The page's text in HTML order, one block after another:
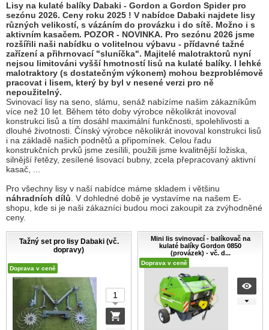
Lisy na kulaté balíky Dabaki - Gordon a Gordon Spider pro
sezónu 2026. Ceny roku 2025 ! V nabídce Dabaki najdete lisy
různých velikostí, s vázáním do provázku i do sítě. Možno i s
aktivním kasačem. POZOR - NOVINKA. Pro sezónu 2026 jsme
rozšířili naši nabídku o volitelnou výbavu - přídavné tažné
zařízení a přihrnovací "sluníčka". Majitelé malotraktorů nyní
nejsou limitováni vyšší hmotností lisů na kulaté balíky. I lehké
malotraktory (s dostatečným výkonem) mohou bezproblémově
pracovat i lisem, který by byl v nesené verzi pro ně
nepoužitelný.
Svinovací lisy na seno, slámu, senáž nabízíme našim zákazníkům
více než 10 let. Během této doby výrobce několikrát inovoval
konstrukci lisů a tím dosáhl maximální funkčnosti, spolehlivosti a
dlouhé životnosti. Čínský výrobce několikrát inovoval konstrukci lisů
i na základě našich podnětů a připomínek. Celou řadu
konstrukčních prvků jsme zesílili, použili jsme kvalitnější ložiska,
silnější řetězy, zesílené lisovací bubny, zcela přepracovaný aktivní
kasač, ...
Pro všechny lisy v naší nabídce máme skladem i většinu
náhradních dílů . V dohledné době je vystavíme na našem E-
shopu, kde si je naši zákazníci budou moci zakoupit za zvýhodněné
ceny.
Tažný set pro lisy Dabaki (vč.
dopravy)
Doprava v ceně
Mini lis svinovací - balíkovač na
kulaté balíky Gordon 0850
(provázek) - vč. d...
Doprava v ceně